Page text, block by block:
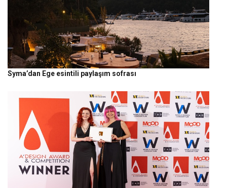
Syma’dan Ege esintili paylaşım sofrası